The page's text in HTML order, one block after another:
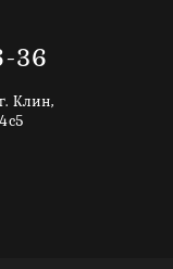
36
Клин,